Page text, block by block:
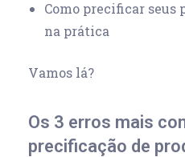
Como precificar seus
na prática
Vamos lá?
Os 3 erros mais
precificação de